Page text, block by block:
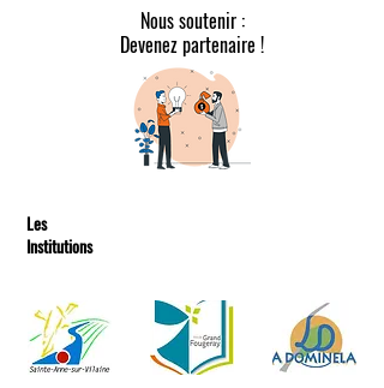
Nous soutenir :
Devenez partenaire !
Les
Institutions